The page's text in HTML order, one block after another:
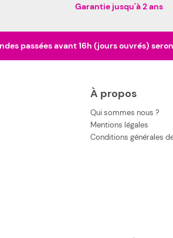
Garantie jusqu'à 2 ans
passées avant 16h (jours ouvrés)
À propos
Qui sommes nous ?
Mentions légales
Conditions générales